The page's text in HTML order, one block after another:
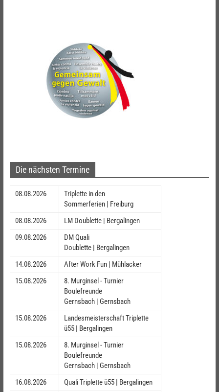
Die nächsten Termine
08.08.2026
Triplette in den
Sommerferien | Freiburg
08.08.2026
LM Doublette | Bergalingen
09.08.2026
DM Quali
Doublette | Bergalingen
14.08.2026
After Work Fun | Mühlacker
15.08.2026
8. Murginsel - Turnier
Boulefreunde
Gernsbach | Gernsbach
15.08.2026
Landesmeisterschaft Triplette
ü55 | Bergalingen
15.08.2026
8. Murginsel - Turnier
Boulefreunde
Gernsbach | Gernsbach
16.08.2026
Quali Triplette ü55 | Bergalingen